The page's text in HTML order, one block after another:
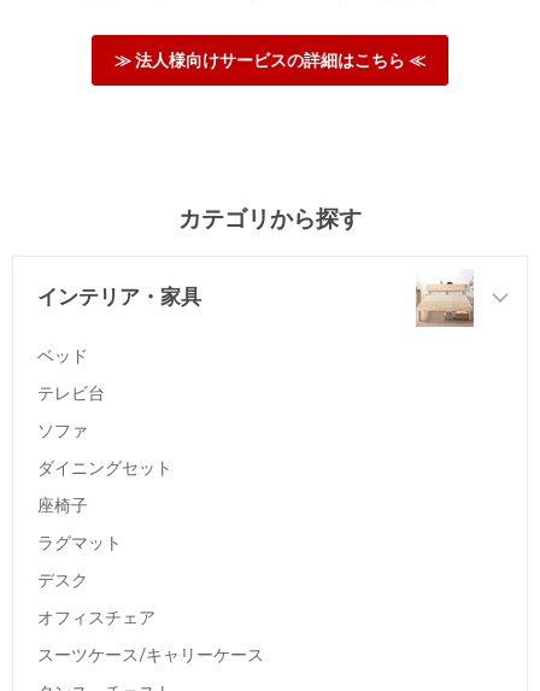
≫ 法人様向けサービスの詳細はこちら ≪
カテゴリから探す
インテリア・家具
ベッド
テレビ台
ソファ
ダイニングセット
座椅子
ラグマット
デスク
オフィスチェア
スーツケース/キャリーケース